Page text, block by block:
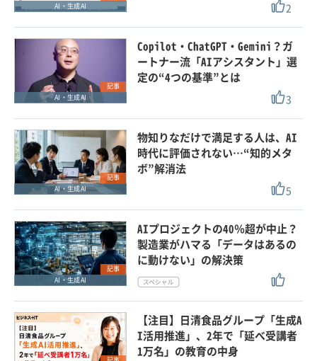
AI・生成AI
2
記事
AI・生成AI
Copilot・ChatGPT・Gemini？ガ
ートナー流「AIアシスタント」選
定の“4つの基準”とは
3
記事
AI・生成AI
物知りなだけで満足する人は、AI
時代に評価されない…“知的メタ
ボ”解消法
5
記事
AI・生成AI
AIプロジェクトの40％超が中止？
製造業がハマる「データはあるの
に動けない」の解決策
【注目】日清食品グループ「生成A
I活用推進」、2年で「延べ受講者
1万名」の教育の中身